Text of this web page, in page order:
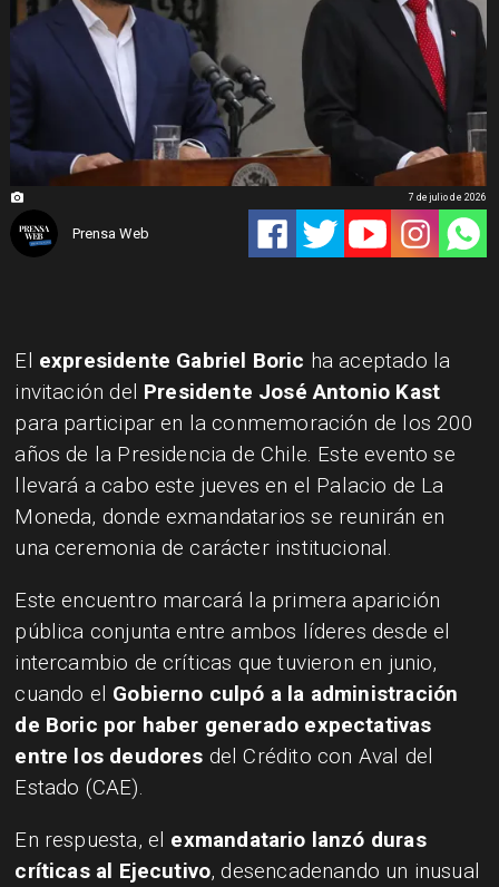
Prensa Web
7 de julio de 2026
El expresidente Gabriel Boric ha aceptado la
invitación del Presidente José Antonio Kast
para participar en la conmemoración de los 200
años de la Presidencia de Chile. Este evento se
llevará a cabo este jueves en el Palacio de La
Moneda, donde exmandatarios se reunirán en
una ceremonia de carácter institucional.
Este encuentro marcará la primera aparición
pública conjunta entre ambos líderes desde el
intercambio de críticas que tuvieron en junio,
cuando el Gobierno culpó a la administración
de Boric por haber generado expectativas
entre los deudores del Crédito con Aval del
Estado (CAE).
En respuesta, el exmandatario lanzó duras
críticas al Ejecutivo, desencadenando un inusual